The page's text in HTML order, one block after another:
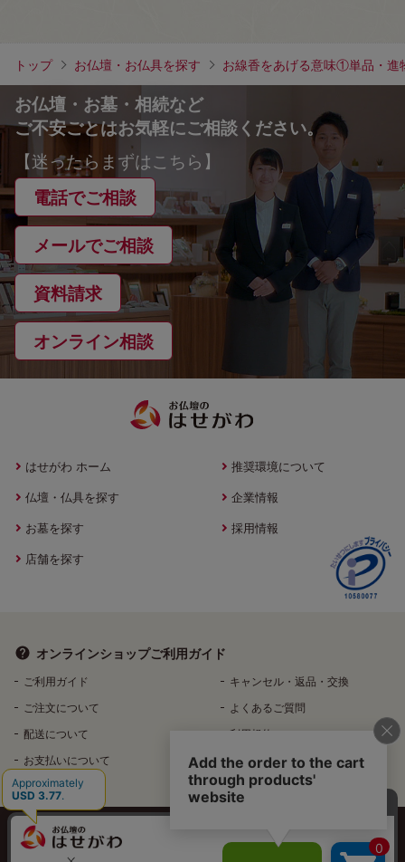
トップ お仏壇・お仏具を探す お線香をあげる意味①単品・進
お仏壇・お墓・相続など
ご不安ごとはお気軽にご相談ください。
【迷ったらまずはこちら】
電話でご相談
メールでご相談
資料請求
オンライン相談
はせがわ ホーム
仏壇・仏具を探す
お墓を探す
店舗を探す
推奨環境について
企業情報
採用情報
オンラインショップご利用ガイド
ご利用ガイド
ご注文について
配送について
お支払いについて
キャンセル・返品・交換
よくあるご質問
利用規約
特定商取引法に基づく表記
個人情報保護方針